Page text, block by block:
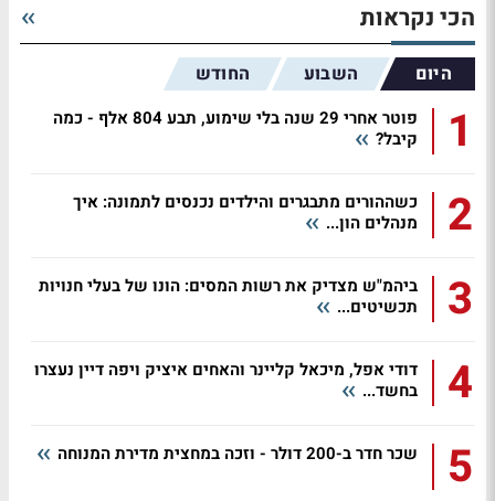
הכי נקראות
היום השבוע החודש
1
פוטר אחרי 29 שנה בלי שימוע, תבע 804 אלף - כמה
קיבל?
2
כשההורים מתבגרים והילדים נכנסים לתמונה: איך
מנהלים הון...
3
ביהמ"ש מצדיק את רשות המסים: הונו של בעלי חנויות
תכשיטים...
4
דודי אפל, מיכאל קליינר והאחים איציק ויפה דיין נעצרו
בחשד...
5 שכר חדר ב-200 דולר - וזכה במחצית מדירת המנוחה